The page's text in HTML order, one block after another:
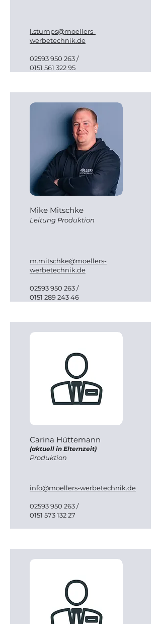
l.stumps@moellers-
werbetechnik.de
02593 950 263/
0151 561 322 95
Mike Mitschke
Leitung Produktion
m.mitschke@moellers-
werbetechnik.de
02593 950 263/
0151 289 243 46
Carina Hüttemann
(aktuell in Elternzeit)
Produktion
info@moellers-werbetechnik.de
02593 950 263/
0151 573 132 27